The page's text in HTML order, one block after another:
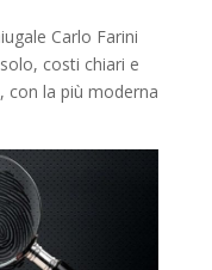
Carlo Farini
costi chiari e
con la più moderna